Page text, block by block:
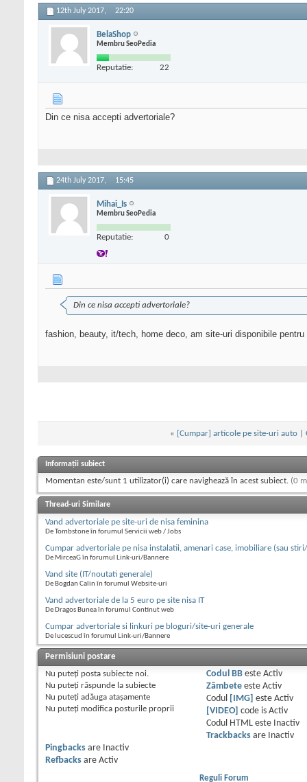
12th July 2017, 22:20
BelaShop
Membru SeoPedia
Reputatie: 22
Din ce nisa accepti advertoriale?
24th July 2017, 15:45
Mihai_Is
Membru SeoPedia
Reputatie: 0
Din ce nisa accepti advertoriale?
fashion, beauty, it/tech, home deco, am site-uri disponibile
« [Cumpar] articole pe site-uri auto
Informații subiect
Momentan este/sunt 1 utilizator(i) care navighează în acest subiect. (0
Thread-uri Similare
Vand advertoriale pe site-uri de nisa feminina
De Tombstone în forumul Servicii web / Jobs
Cumpar advertoriale pe nisa instalatii, amenari case, imobiliare (sau
De MirceaG în forumul Link-uri/Bannere
Vand site (IT/noutati generale)
De Bogdan Calin în forumul Website-uri
Vand advertoriale de la 5 euro pe site nisa IT
De Dragos Bunea în forumul Continut web
Cumpar advertoriale si linkuri pe bloguri/site-uri generale
De lucescud în forumul Link-uri/Bannere
Permisiuni postare
Nu puteţi posta subiecte noi.
Nu puteţi răspunde la subiecte
Nu puteţi adăuga ataşamente
Nu puteţi modifica posturile proprii
Codul BBeste Activ
Zâmbeteeste Activ
Codul
[IMG] este Activ
[VIDEO]
code is Activ
Codul HTML este
Inactiv
Trackbacksare
Inactiv
Pingbacks are
Inactiv
Refbacks are Activ
Reguli Forum